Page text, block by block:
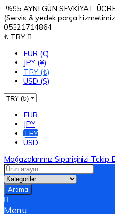
%95 AYNI GÜN SEVKİYAT,
(Servis & yedek parça
05321714864
₺ TRY 
EUR (€)
JPY (¥)
TRY (₺)
USD ($)
EUR
JPY
TRY
USD
Mağazalarımız Siparişinizi Takip
Arama

Menu